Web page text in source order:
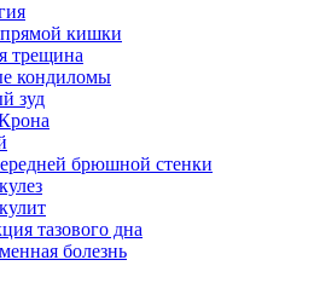
кишки
трещина
кондиломы
зуд
брюшной стенки
тазового дна
болезнь